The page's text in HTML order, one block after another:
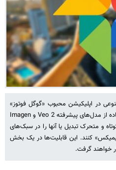
در اپلیکیشن محبوب «گوگل فوتوز»
رونمایی کرد. کاربران می‌توانند با استفاده از مدل‌های پیشرفته Veo 2 و Imagen
و متحرک تبدیل یا آنها را در سبک‌های
کنند. این قابلیت‌ها در یک بخش